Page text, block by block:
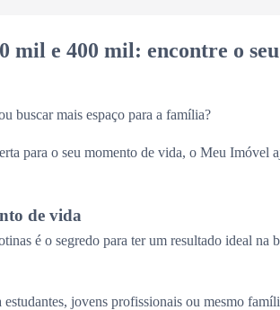
mil e 400 mil: encontre o
buscar mais espaço para a família?
para o seu momento de vida, o Meu Imóvel
de vida
é o segredo para ter um resultado ideal na
estudantes, jovens profissionais ou mesmo